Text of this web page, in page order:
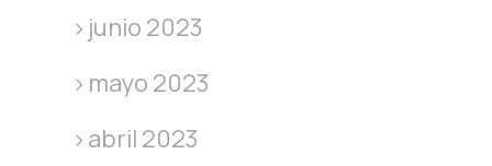
junio 2023
mayo 2023
abril 2023